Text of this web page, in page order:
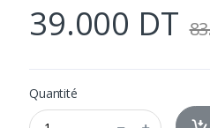
39.000 DT
Quantité